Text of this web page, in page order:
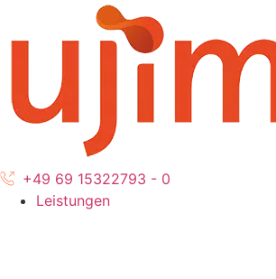
+49 69 15322793 - 0
Leistungen